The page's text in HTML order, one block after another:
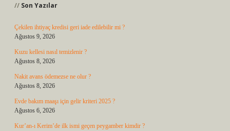
Son Yazılar
Çekilen ihtiyaç kredisi geri iade edilebilir mi ?
Ağustos 9, 2026
Kuzu kellesi nasıl temizlenir ?
Ağustos 8, 2026
Nakit avans ödemezse ne olur ?
Ağustos 8, 2026
Evde bakım maaşı için gelir kriteri 2025 ?
Ağustos 6, 2026
Kur’an-ı Kerim’de ilk ismi geçen peygamber kimdir ?